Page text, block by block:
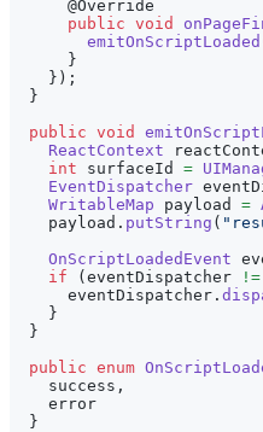
@Override
public void
emitOnScriptLoaded
}
} ) ;
}
public void
ReactContext
int surfaceId =
EventDispatcher
WritableMap payload =
    payload
. putString (
OnScriptLoadedEvent
if
(eventDispatcher !=
      eventDispatcher
.
}
}
public enum
    success
,
    error
}